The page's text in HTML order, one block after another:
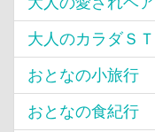
大人のカラダＳ
おとなの小旅行
おとなの食紀行